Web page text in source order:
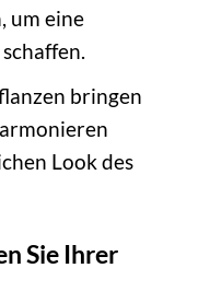
um eine
bringen
Look des
Sie Ihrer